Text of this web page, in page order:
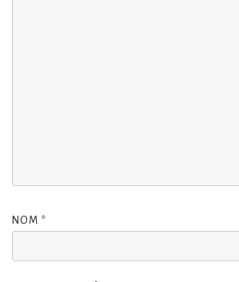
NOM *